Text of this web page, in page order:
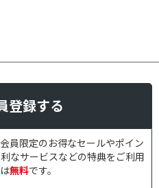
登録する
員限定のお得なセールやポイン
なサービスなどの特典をご利用
無料です。